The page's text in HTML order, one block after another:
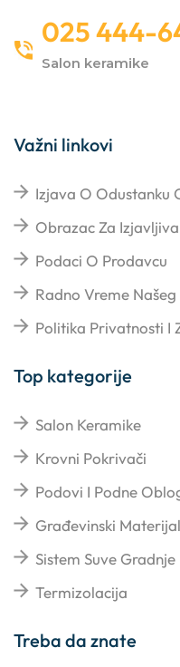
025 444-
Salon keramike
Važni linkovi
Izjava O Odustanku
Obrazac Za
Podaci O Prodavcu
Radno Vreme
Politika Privatnosti I
Top kategorije
Salon Keramike
Krovni Pokrivači
Podovi I Podne
Građevinski Materijal
Sistem Suve Gradnje
Termizolacija
Treba da znate